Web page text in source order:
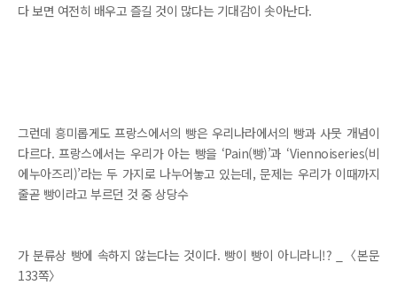
다 보면 여전히 배우고 즐길 것이 많다는 기대감이 솟아난다.
그런데 흥미롭게도 프랑스에서의 빵은 우리나라에서의 빵과 사뭇 개념이
다르다. 프랑스에서는 우리가 아는 빵을 ‘Pain(빵)’과 ‘Viennoiseries(비
에누아즈리)’라는 두 가지로 나누어놓고 있는데, 문제는 우리가 이때까지
줄곧 빵이라고 부르던 것 중 상당수
가 분류상 빵에 속하지 않는다는 것이다. 빵이 빵이 아니라니!? _〈본문
133쪽〉